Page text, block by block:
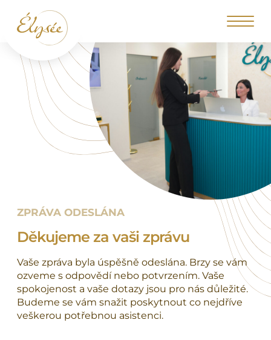
ZPRÁVA ODESLÁNA
Děkujeme za vaši zprávu
Vaše zpráva byla úspěšně odeslána. Brzy se vám
ozveme s odpovědí nebo potvrzením. Vaše
spokojenost a vaše dotazy jsou pro nás důležité.
Budeme se vám snažit poskytnout co nejdříve
veškerou potřebnou asistenci.